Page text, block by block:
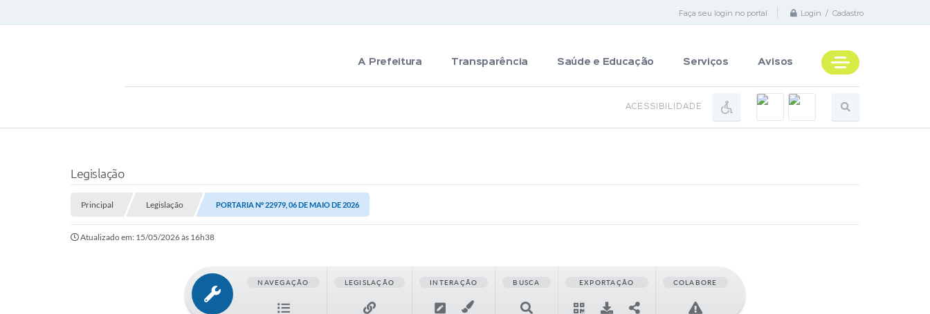
Faça seu login no portal Login / Cadastro
A Prefeitura Transparência Saúde e Educação Serviços Avisos
ACESSIBILIDADE
Legislação
Principal Legislação PORTARIA Nº 22979, 06 DE MAIO DE 2026
Atualizado em: 15/05/2026 às 16h38
NAVEGAÇÃO LEGISLAÇÃO INTERAÇÃO BUSCA EXPORTAÇÃO COLABORE